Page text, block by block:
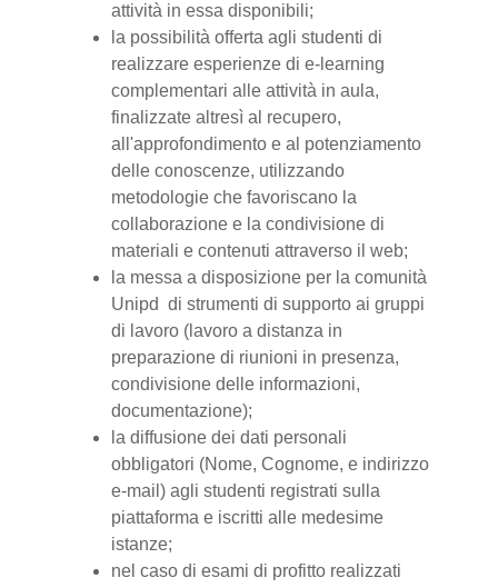
attività in essa disponibili;
la possibilità offerta agli studenti di
realizzare esperienze di e-learning
complementari alle attività in aula,
finalizzate altresì al recupero,
all'approfondimento e al potenziamento
delle conoscenze, utilizzando
metodologie che favoriscano la
collaborazione e la condivisione di
materiali e contenuti attraverso il web;
la messa a disposizione per la comunità
Unipd di strumenti di supporto ai gruppi
di lavoro (lavoro a distanza in
preparazione di riunioni in presenza,
condivisione delle informazioni,
documentazione);
la diffusione dei dati personali
obbligatori (Nome, Cognome, e indirizzo
e-mail) agli studenti registrati sulla
piattaforma e iscritti alle medesime
istanze;
nel caso di esami di profitto realizzati